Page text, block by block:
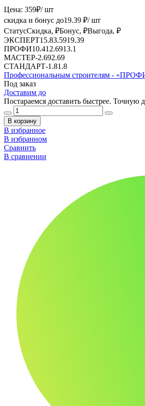
Цена: 359₽/ шт
скидка и бонус до19.39 ₽/ шт
СтатусСкидка, ₽Бонус, ₽Выгода, ₽
ЭКСПЕРТ15.83.5919.39
ПРОФИ10.41 2.6913.1
МАСТЕР-2.692.69
СТАНДАРТ-1.81.8
Профессиональным строителям -
Под заказ
Доставим до
Постараемся доставить быстрее. Точную
В корзину
В избранное
В избранном
Сравнить
В сравнении